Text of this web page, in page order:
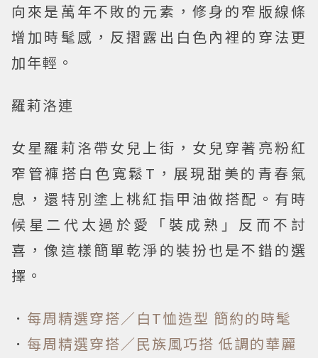
向來是萬年不敗的元素，修身的窄版線條
增加時髦感，反摺露出白色內裡的穿法更
加年輕。
羅莉洛連
女星羅莉洛帶女兒上街，女兒穿著亮粉紅
窄管褲搭白色寬鬆T，展現甜美的青春氣
息，還特別塗上桃紅指甲油做搭配。有時
候星二代太過於愛「裝成熟」反而不討
喜，像這樣簡單乾淨的裝扮也是不錯的選
擇。
． 每周精選穿搭／白T恤造型 簡約的時髦
． 每周精選穿搭／民族風巧搭 低調的華麗